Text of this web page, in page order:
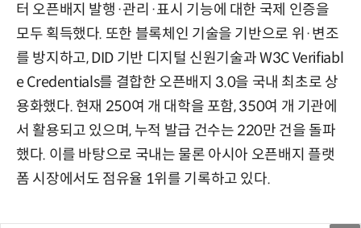
터 오픈배지 발행·관리·표시 기능에 대한 국제 인증을
모두 획득했다. 또한 블록체인 기술을 기반으로 위·변조
를 방지하고, DID 기반 디지털 신원기술과 W3C Verifiabl
e Credentials를 결합한 오픈배지 3.0을 국내 최초로 상
용화했다. 현재 250여 개 대학을 포함, 350여 개 기관에
서 활용되고 있으며, 누적 발급 건수는 220만 건을 돌파
했다. 이를 바탕으로 국내는 물론 아시아 오픈배지 플랫
폼 시장에서도 점유율 1위를 기록하고 있다.